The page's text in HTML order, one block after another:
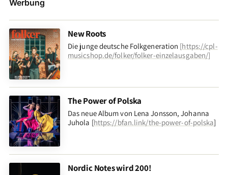
Werbung
New Roots
Die junge deutsche Folkgeneration [https://cpl-
musicshop.de/folker/folker-einzelausgaben/]
The Power of Polska
Das neue Album von Lena Jonsson, Johanna
Juhola [https://bfan.link/the-power-of-polska]
Nordic Notes wird 200!